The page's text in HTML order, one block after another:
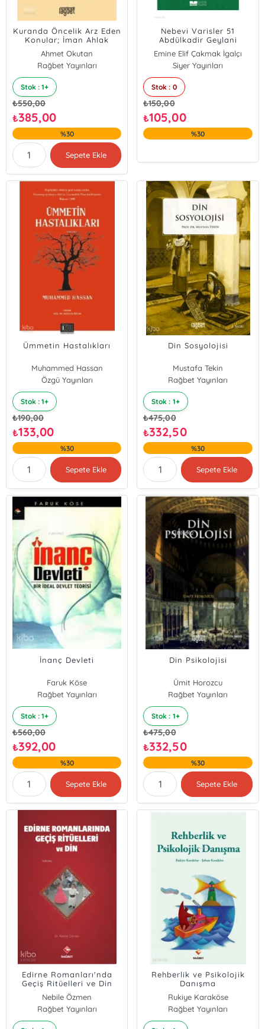
Kuranda Öncelik Arz Eden
Konular; İman Ahlak
İbadet
Ahmet Okutan
Rağbet Yayınları
Stok : 1+
₺550,00
₺385,00
%30
Sepete Ekle
Nebevi Varisler 51
Abdülkadir Geylani
Emine Elif Çakmak İgalçı
Siyer Yayınları
Stok : 0
₺150,00
₺105,00
%30
Ümmetin Hastalıkları
Muhammed Hassan
Özgü Yayınları
Stok : 1+
₺190,00
₺133,00
%30
Sepete Ekle
Din Sosyolojisi
Mustafa Tekin
Rağbet Yayınları
Stok : 1+
₺475,00
₺332,50
%30
Sepete Ekle
İnanç Devleti
Faruk Köse
Rağbet Yayınları
Stok : 1+
₺560,00
₺392,00
%30
Sepete Ekle
Din Psikolojisi
Ümit Horozcu
Rağbet Yayınları
Stok : 1+
₺475,00
₺332,50
%30
Sepete Ekle
Edirne Romanları'nda
Geçiş Ritüelleri ve Din
Nebile Özmen
Rağbet Yayınları
Rehberlik ve Psikolojik
Danışma
Rukiye Karaköse
Rağbet Yayınları